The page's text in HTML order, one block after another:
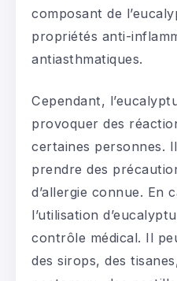
composant de
propriétés anti-
antiasthmatiques.
Cependant,
provoquer des
certaines personnes.
prendre des
d’allergie connue. En
l’utilisation
contrôle médical. Il
des sirops, des